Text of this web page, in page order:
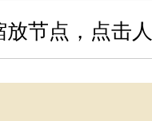
节点，点击